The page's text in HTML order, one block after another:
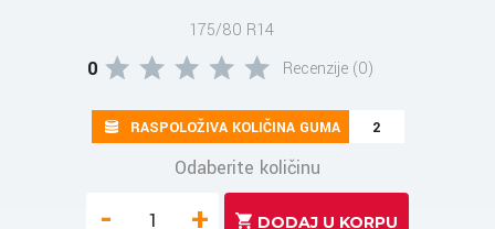
175/80 R14
0 Recenzije (0)
RASPOLOŽIVA KOLIČINA GUMA 2
Odaberite količinu
- +